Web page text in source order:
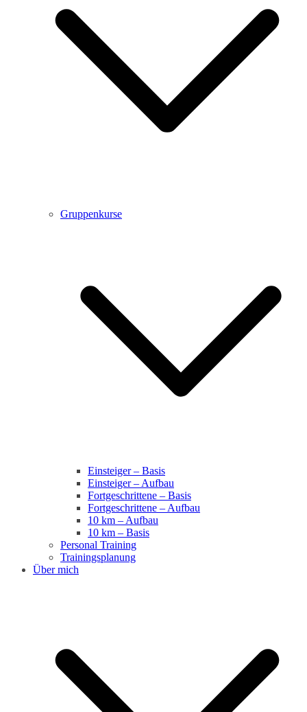
Gruppenkurse
Einsteiger – Basis
Einsteiger – Aufbau
Fortgeschrittene – Basis
Fortgeschrittene – Aufbau
10 km – Aufbau
10 km – Basis
Personal Training
Trainingsplanung
Über mich